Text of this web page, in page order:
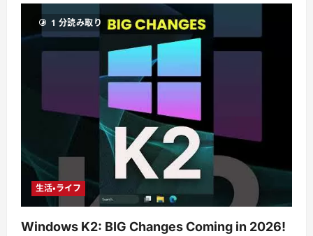
1 分読み取り
生活・ライフ
Windows K2: BIG Changes Coming in 2026!